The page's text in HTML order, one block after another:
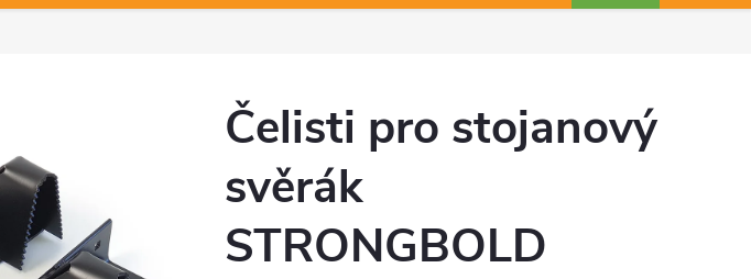
Čelisti pro stojanový
svěrák
STRONGBOLD